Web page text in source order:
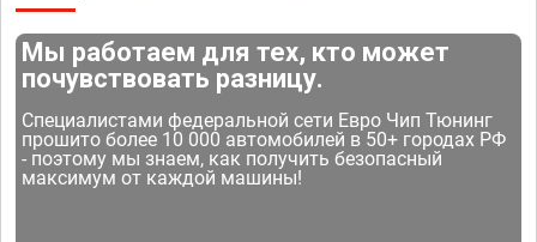
Мы работаем для тех, кто может
почувствовать разницу.
Специалистами федеральной сети Евро Чип Тюнинг
прошито более 10 000 автомобилей в 50+ городах РФ
- поэтому мы знаем, как получить безопасный
максимум от каждой машины!